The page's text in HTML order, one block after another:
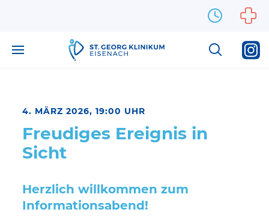
4. MÄRZ 2026, 19:00 UHR
Freudiges Ereignis in
Sicht
Herzlich willkommen zum
Informationsabend!